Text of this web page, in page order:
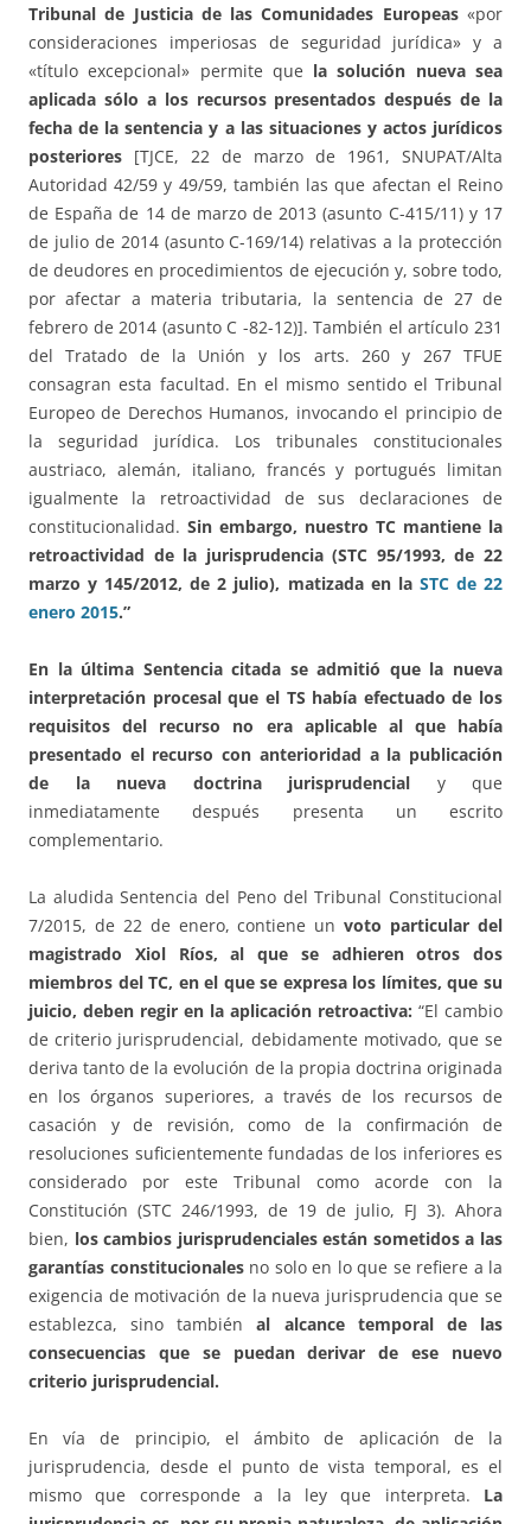
Tribunal de Justicia de las Comunidades Europeas«por
consideraciones imperiosas de seguridad jurídica» y a
«título excepcional» permite que la solución nueva sea
aplicada sólo a los recursos presentados después de la
fecha de la sentencia y a las situaciones y actos jurídicos
posteriores [TJCE, 22 de marzo de 1961, SNUPAT/Alta
Autoridad 42/59 y 49/59, también las que afectan el Reino
de España de 14 de marzo de 2013 (asunto C-415/11) y 17
de julio de 2014 (asunto C-169/14) relativas a la protección
de deudores en procedimientos de ejecución y, sobre todo,
por afectar a materia tributaria, la sentencia de 27 de
febrero de 2014 (asunto C -82-12)]. También el artículo 231
del Tratado de la Unión y los arts. 260 y 267 TFUE
consagran esta facultad. En el mismo sentido el Tribunal
Europeo de Derechos Humanos, invocando el principio de
la seguridad jurídica. Los tribunales constitucionales
austriaco, alemán, italiano, francés y portugués limitan
igualmente la retroactividad de sus declaraciones de
constitucionalidad. Sin embargo, nuestro TC mantiene la
retroactividad de la jurisprudencia (STC 95/1993, de 22
marzo y 145/2012, de 2 julio), matizada en la STC de 22
enero 2015.”
En la última Sentencia citada se admitió que la nueva
interpretación procesal que el TS había efectuado de los
requisitos del recurso no era aplicable al que había
presentado el recurso con anterioridad a la publicación
de la nueva doctrina jurisprudencial y que
inmediatamente después presenta un escrito
complementario.
La aludida Sentencia del Peno del Tribunal Constitucional
7/2015, de 22 de enero, contiene unvoto particular del
magistrado Xiol Ríos, al que se adhieren otros dos
miembros del TC, en el que se expresa los límites, que su
juicio, deben regir en la aplicación retroactiva: “El cambio
de criterio jurisprudencial, debidamente motivado, que se
deriva tanto de la evolución de la propia doctrina originada
en los órganos superiores, a través de los recursos de
casación y de revisión, como de la confirmación de
resoluciones suficientemente fundadas de los inferiores es
considerado por este Tribunal como acorde con la
Constitución (STC 246/1993, de 19 de julio, FJ 3). Ahora
bien, los cambios jurisprudenciales están sometidos a las
garantías constitucionales no solo en lo que se refiere a la
exigencia de motivación de la nueva jurisprudencia que se
establezca, sino tambiénal alcance temporal de las
consecuencias que se puedan derivar de ese nuevo
criterio jurisprudencial.
En vía de principio, el ámbito de aplicación de la
jurisprudencia, desde el punto de vista temporal, es el
mismo que corresponde a la ley que interpreta. La